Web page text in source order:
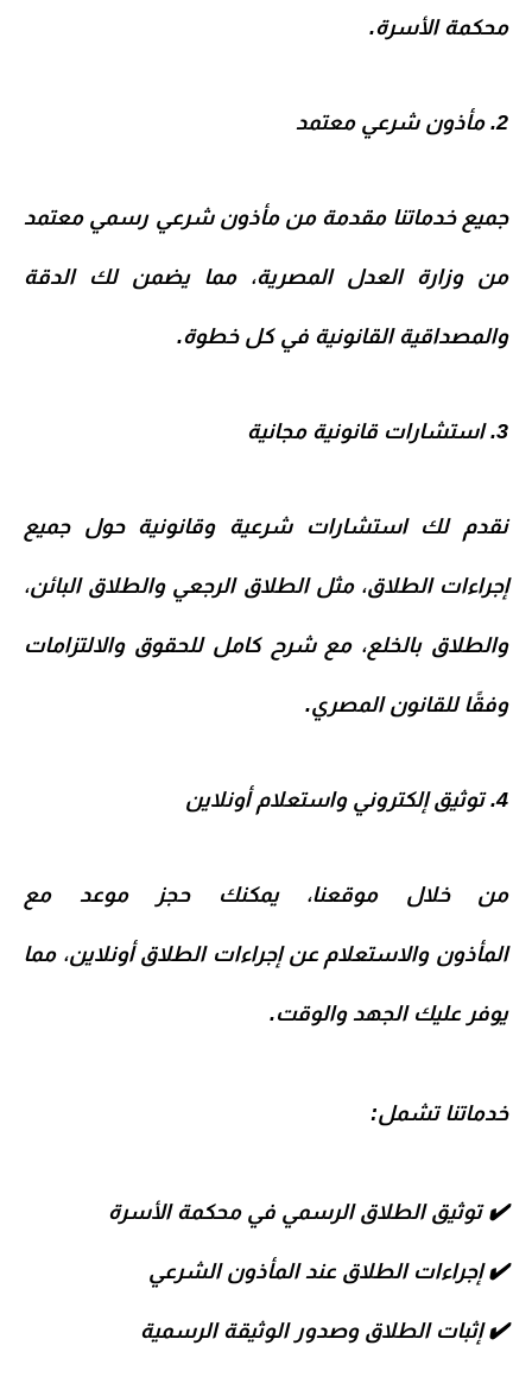
محكمة الأسرة.
2. مأذون شرعي معتمد
جميع خدماتنا مقدمة منمأذون شرعي رسمي معتمد
من وزارة العدل المصرية، مما يضمن لك الدقة
والمصداقية القانونية في كل خطوة.
3. استشارات قانونية مجانية
نقدم لكاستشارات شرعية وقانونية حول جميع
إجراءات الطلاق، مثلالطلاق الرجعي والطلاق البائن،
والطلاق بالخلع، مع شرح كامل للحقوق والالتزامات
وفقًا للقانون المصري.
4. توثيق إلكتروني واستعلام أونلاين
من خلال موقعنا، يمكنكحجز موعد مع
المأذون والاستعلام عن إجراءات الطلاق أونلاين، مما
يوفر عليك الجهد والوقت.
خدماتنا تشمل:
✔️توثيق الطلاق الرسمي في محكمة الأسرة
✔️إجراءات الطلاق عند المأذون الشرعي
✔️إثبات الطلاق وصدور الوثيقة الرسمية